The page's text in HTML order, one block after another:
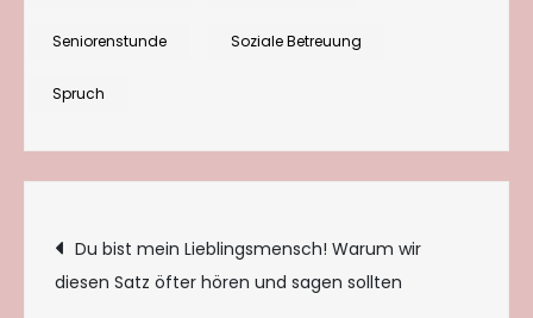
Seniorenstunde Soziale Betreuung
Spruch
Beitragsnavigation
Du bist mein Lieblingsmensch! Warum wir
diesen Satz öfter hören und sagen sollten